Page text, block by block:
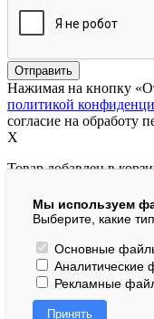
Мы используем
Выберите, какие
Основные
Аналитические
Рекламные
Принять
Нажимая на кнопку
политикой
согласие на обработу
X
Товар добавлен в
В корзине:шт.
На сумму:руб.
Перейти в корзину